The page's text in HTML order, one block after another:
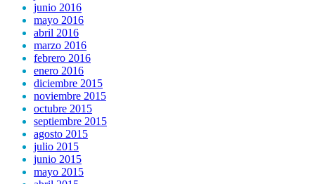
junio 2016
mayo 2016
abril 2016
marzo 2016
febrero 2016
enero 2016
diciembre 2015
noviembre 2015
octubre 2015
septiembre 2015
agosto 2015
julio 2015
junio 2015
mayo 2015